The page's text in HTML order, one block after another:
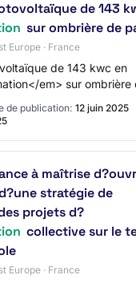
de 143
sur ombrière de
Europe · France
de 143 kwc en
em> sur ombrière
de publication: 12 juin 2025
à maîtrise
stratégie de
projets d?
collective sur le
Europe · France